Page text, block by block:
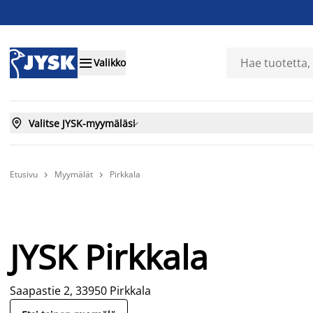
Valikko
 Valitse JYSK-myymäläsi
Etusivu  Myymälät  Pirkkala
JYSK Pirkkala
Saapastie 2, 33950 Pirkkala